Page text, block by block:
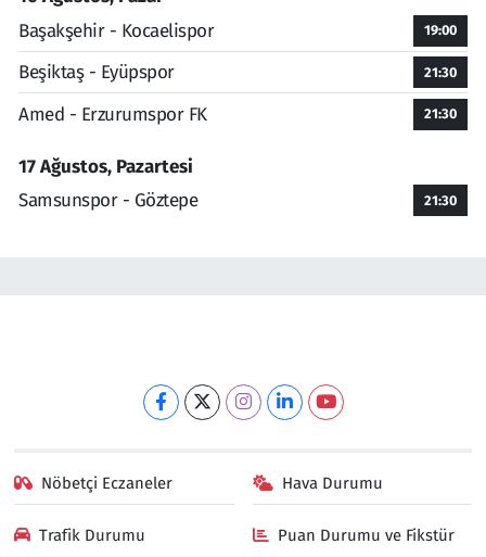
Başakşehir - Kocaelispor
19:00
Beşiktaş - Eyüpspor 21:30
Amed - Erzurumspor FK 21:30
17 Ağustos, Pazartesi
Samsunspor - Göztepe
21:30
Nöbetçi Eczaneler Hava Durumu
Trafik Durumu Puan Durumu ve Fikstür